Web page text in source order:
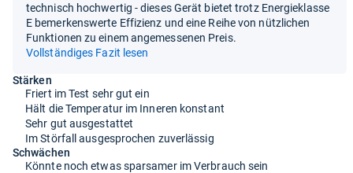
technisch hochwertig - dieses Gerät bietet trotz Energieklasse
E bemerkenswerte Effizienz und eine Reihe von nützlichen
Funktionen zu einem angemessenen Preis.
Vollständiges Fazit lesen
Stärken
Friert im Test sehr gut ein
Hält die Temperatur im Inneren konstant
Sehr gut ausgestattet
Im Störfall ausgesprochen zuverlässig
Schwächen
Könnte noch etwas sparsamer im Verbrauch sein